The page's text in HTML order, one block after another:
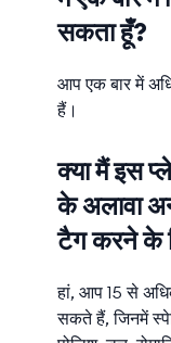
सकता हूँ?
आप एक बार में
हैं।
क्या मैं इस
के अलावा
टैग करने के
हां, आप 15 से
सकते हैं, जिनमें